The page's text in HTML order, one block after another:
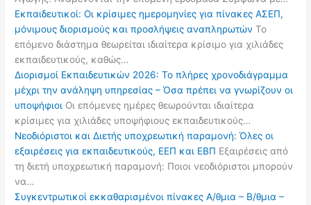
Εκπαιδευτικοί: Οι κρίσιμες ημερομηνίες για πίνακες ΑΣΕΠ,
μόνιμους διορισμούς και προσλήψεις αναπληρωτών Το
επόμενο διάστημα θεωρείται ιδιαίτερα κρίσιμο για χιλιάδες
εκπαιδευτικούς, καθώς…
Διορισμοί Εκπαιδευτικών 2026: Το πλήρες χρονοδιάγραμμα
μέχρι την ανάληψη υπηρεσίας – Όσα πρέπει να γνωρίζουν οι
υποψήφιοι Οι επόμενες ημέρες θεωρούνται ιδιαίτερα
κρίσιμες για χιλιάδες υποψήφιους εκπαιδευτικούς…
Νεοδιόριστοι και Διετής υποχρεωτική παραμονή: Όλες οι
εξαιρέσεις για εκπαιδευτικούς, ΕΕΠ και ΕΒΠ Εξαιρέσεις από
τη διετή υποχρεωτική παραμονή: Ποιοι νεοδιόριστοι μπορούν
να…
Συγκεντρωτικοί εκκαθαρισμένοι πίνακες Α/θμια – Β/θμια –